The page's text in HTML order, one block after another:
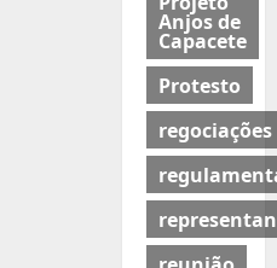
Anjos de
Capacete
Protesto
regociações